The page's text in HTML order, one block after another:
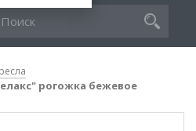
рогожка бежевое